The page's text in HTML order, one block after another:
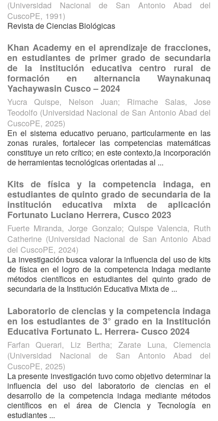
(Universidad Nacional de San Antonio Abad del
CuscoPE, 1991)
Revista de Ciencias Biológicas
Khan Academy en el aprendizaje de fracciones,
en estudiantes de primer grado de secundaria
de la institución educativa centro rural de
formación en alternancia Waynakunaq
Yachaywasin Cusco – 2024
Yucra Quispe, Nelson Juan; Rimache Salas, Jose
Teodolfo (Universidad Nacional de San Antonio Abad del
CuscoPE, 2025)
En el sistema educativo peruano, particularmente en las
zonas rurales, fortalecer las competencias matemáticas
constituye un reto crítico; en este contexto,la incorporación
de herramientas tecnológicas orientadas al ...
Kits de física y la competencia indaga, en
estudiantes de quinto grado de secundaria de la
institución educativa mixta de aplicación
Fortunato Luciano Herrera, Cusco 2023
Fuerte Miranda, Jorge Gonzalo; Quispe Valencia, Ruth
Catherine (Universidad Nacional de San Antonio Abad
del CuscoPE, 2024)
La investigación busca valorar la influencia del uso de kits
de física en el logro de la competencia Indaga mediante
métodos científicos en estudiantes del quinto grado de
secundaria de la Institución Educativa Mixta de ...
Laboratorio de ciencias y la competencia indaga
en los estudiantes de 3° grado en la Institución
Educativa Fortunato L. Herrera- Cusco 2024
Farfan Querari, Liz Bertha;Zarate Luna, Clemencia
(Universidad Nacional de San Antonio Abad del
CuscoPE, 2025)
La presente investigación tuvo como objetivo determinar la
influencia del uso del laboratorio de ciencias en el
desarrollo de la competencia indaga mediante métodos
científicos en el área de Ciencia y Tecnología en
estudiantes ...